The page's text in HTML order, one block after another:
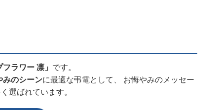
フラワー 凛」 です。
みのシーンに最適な弔電として、 お悔やみのメッセー
選ばれています。